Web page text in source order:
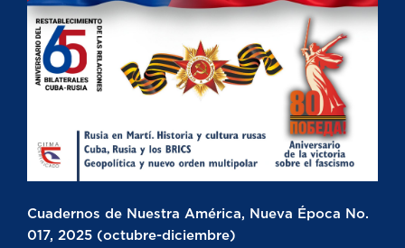
Cuadernos de Nuestra América, Nueva Época No.
017, 2025 (octubre-diciembre)